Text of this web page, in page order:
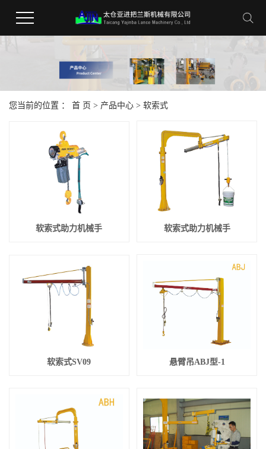
您当前的位置 ： 首 页 > 产品中心 > 软索式
软索式助力机械手 软索式助力机械手
软索式SV09 悬臂吊ABJ型-1